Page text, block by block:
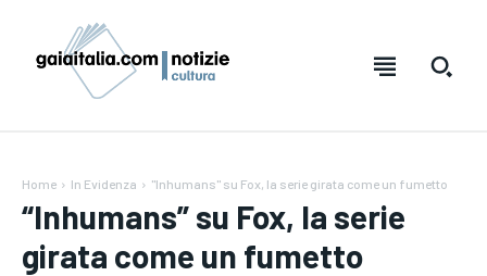
Home In Evidenza "Inhumans" su Fox, la serie girata come un fumetto
“Inhumans” su Fox, la serie
girata come un fumetto